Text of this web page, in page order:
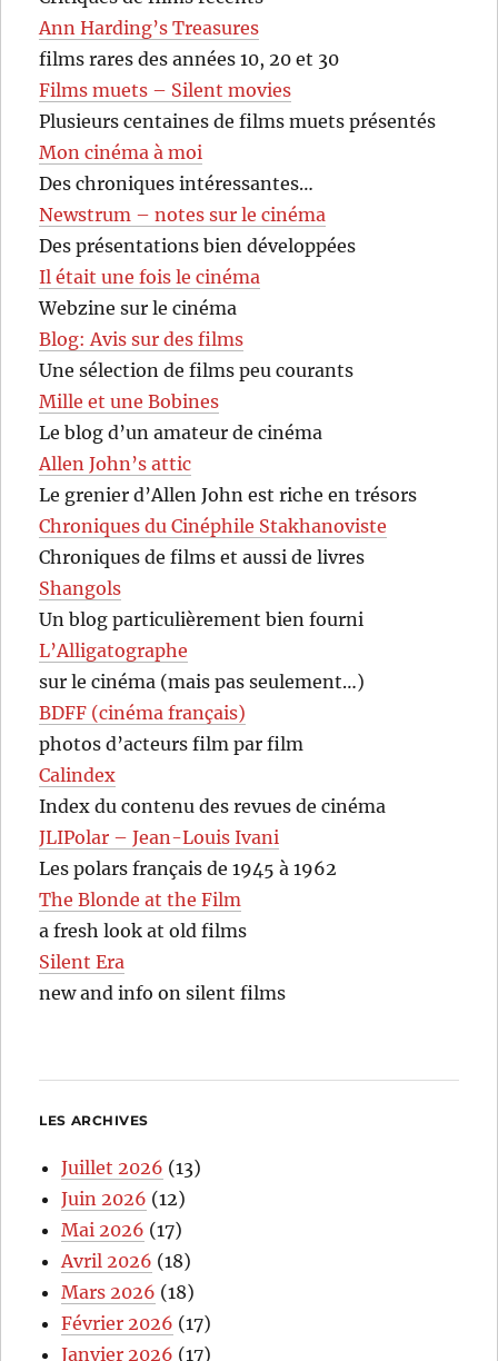
Ann Harding’s Treasures
films rares des années 10, 20 et 30
Films muets – Silent movies
Plusieurs centaines de films muets présentés
Mon cinéma à moi
Des chroniques intéressantes…
Newstrum – notes sur le cinéma
Des présentations bien développées
Il était une fois le cinéma
Webzine sur le cinéma
Blog: Avis sur des films
Une sélection de films peu courants
Mille et une Bobines
Le blog d’un amateur de cinéma
Allen John’s attic
Le grenier d’Allen John est riche en trésors
Chroniques du Cinéphile Stakhanoviste
Chroniques de films et aussi de livres
Shangols
Un blog particulièrement bien fourni
L’Alligatographe
sur le cinéma (mais pas seulement…)
BDFF (cinéma français)
photos d’acteurs film par film
Calindex
Index du contenu des revues de cinéma
JLIPolar – Jean-Louis Ivani
Les polars français de 1945 à 1962
The Blonde at the Film
a fresh look at old films
Silent Era
new and info on silent films
LES ARCHIVES
Juillet 2026 (13)
Juin 2026 (12)
Mai 2026 (17)
Avril 2026 (18)
Mars 2026 (18)
Février 2026 (17)
Janvier 2026 (17)